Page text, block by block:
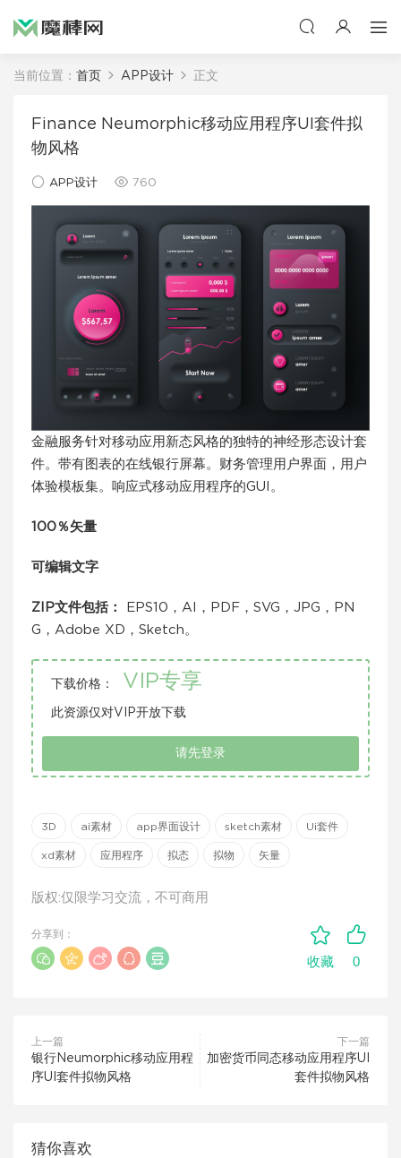
当前位置： 首页 APP设计 正文
Finance Neumorphic移动应用程序UI套件拟
物风格
APP设计 760
金融服务针对移动应用新态风格的独特的神经形态设计套
件。带有图表的在线银行屏幕。财务管理用户界面，用户
体验模板集。响应式移动应用程序的GUI。
100％矢量
可编辑文字
ZIP文件包括：
EPS10，AI，PDF，SVG，JPG，PN
G，Adobe XD，Sketch。
下载价格： VIP专享
此资源仅对VIP开放下载
请先登录
3D ai素材 app界面设计 sketch素材 Ui套件
xd素材 应用程序 拟态 拟物 矢量
版权:仅限学习交流，不可商用
收藏 0
分享到：
上一篇
银行Neumorphic移动应用程
序UI套件拟物风格
下一篇
加密货币同态移动应用程序UI
套件拟物风格
猜你喜欢